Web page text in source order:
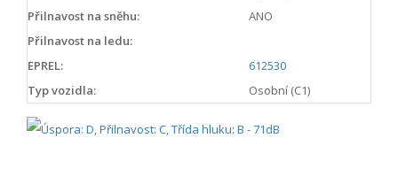
Přilnavost na sněhu:
ANO
Přilnavost na ledu:
EPREL:
612530
Typ vozidla:
Osobní (C1)